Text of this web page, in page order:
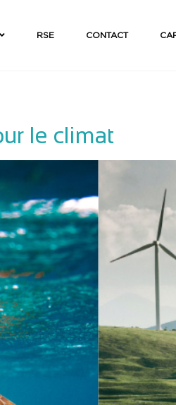
RSE CONTACT
le climat